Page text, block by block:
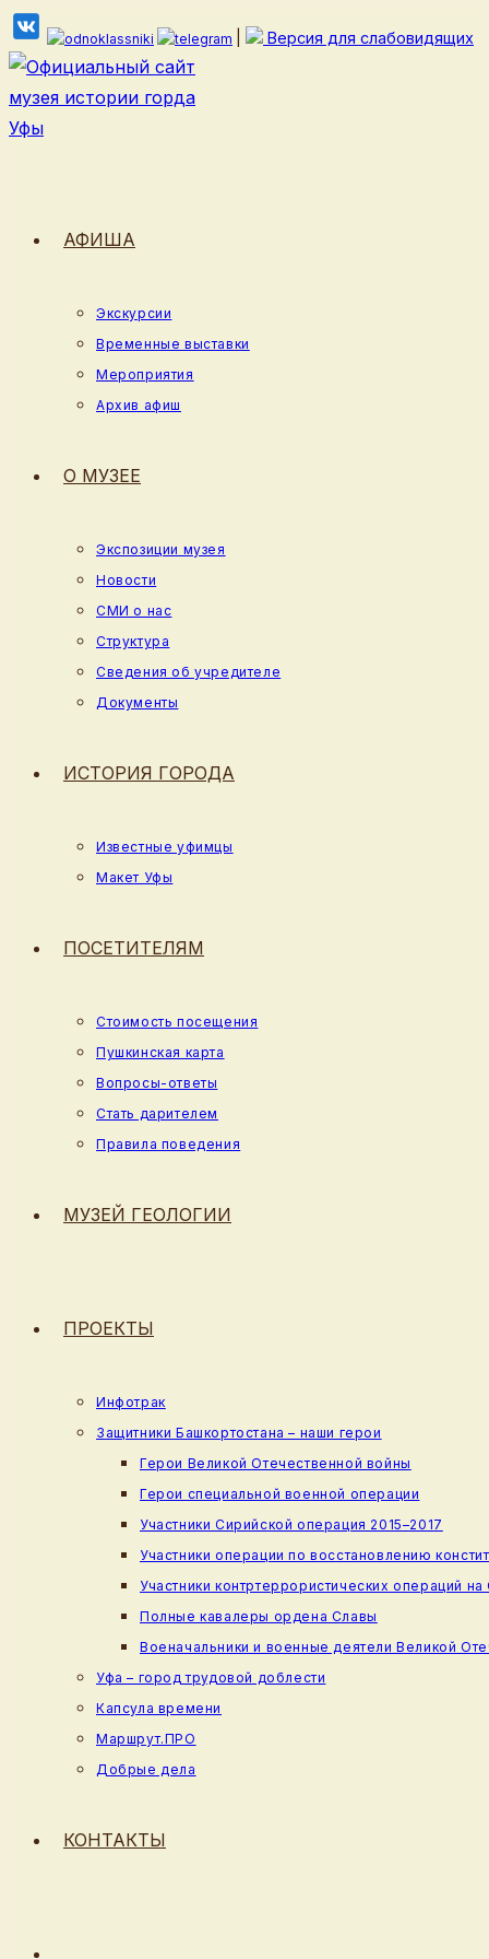
Перейти
к
Версия для слабовидящих
АФИША
Экскурсии
Временные выставки
Мероприятия
Архив афиш
О МУЗЕЕ
Экспозиции музея
Новости
СМИ о нас
Структура
Сведения об учредителе
Документы
ИСТОРИЯ ГОРОДА
Известные уфимцы
Макет Уфы
ПОСЕТИТЕЛЯМ
Стоимость посещения
Пушкинская карта
Вопросы-ответы
Стать дарителем
Правила поведения
МУЗЕЙ ГЕОЛОГИИ
ПРОЕКТЫ
Инфотрак
Защитники Башкортостана – наши герои
Герои Великой Отечественной войны
Герои специальной военной операции
Участники Сирийской операция 2015–2017
Участники операции по восстановлению
Участники контртеррористических операций
Полные кавалеры ордена Славы
Военачальники и военные деятели Великой
Уфа – город трудовой доблести
Капсула времени
Маршрут.ПРО
Добрые дела
КОНТАКТЫ